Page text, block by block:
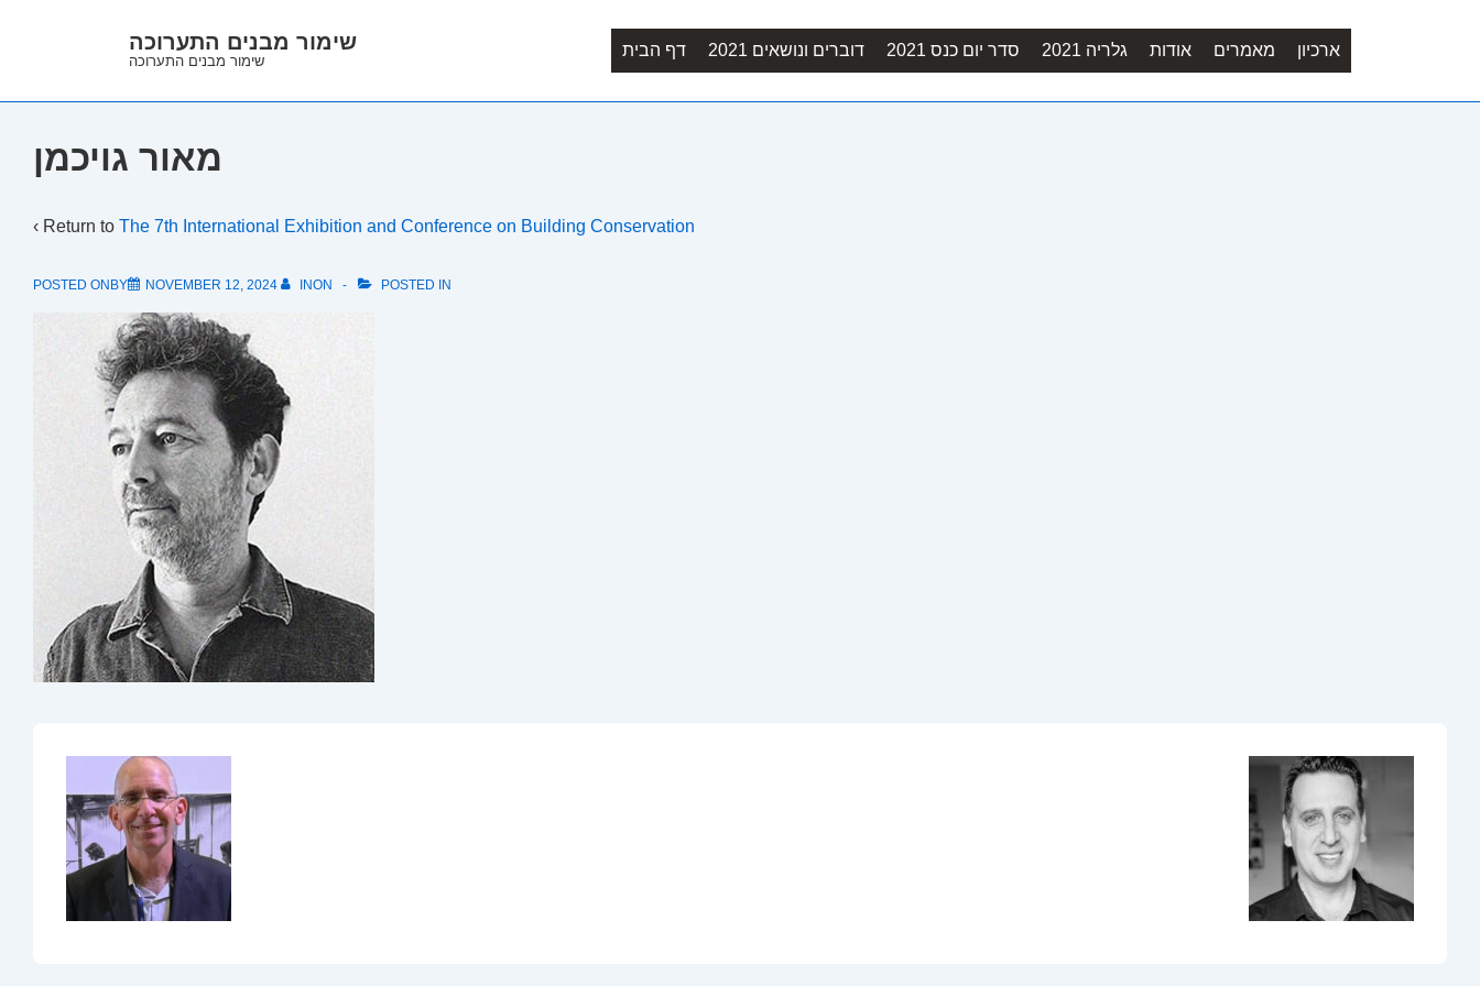
Main
שימור מבנים התערוכה
שימור מבנים התערוכה
Main
Navigation
דף הבית דוברים ונושאים 2021 סדר יום כנס 2021 גלריה 2021 אודות מאמרים ארכיון
מאור גויכמן
‹ Return to The 7th International Exhibition and Conference on Building Conservation
POSTED ONBY NOVEMBER 12, 2024 INON POSTED IN